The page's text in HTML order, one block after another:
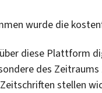
wurde die
diese Plattform
des Zeitraums
stellen